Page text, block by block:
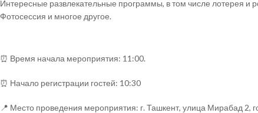
Интересные развлекательные программы, в том числе лотерея и
Фотосессия и многое другое.
⏰ Время начала мероприятия: 11:00.
⏰ Начало регистрации гостей: 10:30
📍 Место проведения мероприятия: г. Ташкент, улица Мирабад 2,